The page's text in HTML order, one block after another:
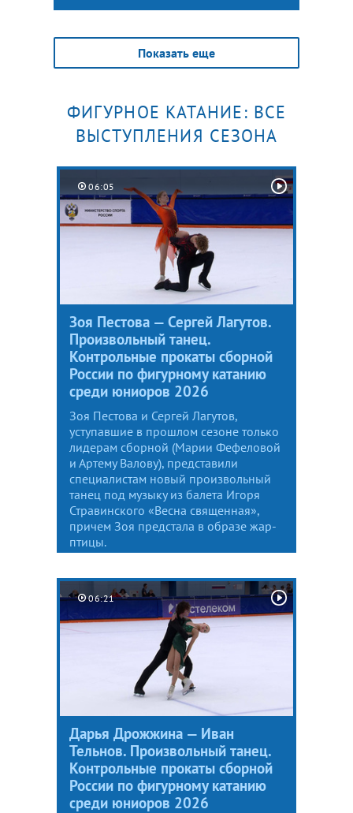
Показать еще
ФИГУРНОЕ КАТАНИЕ: ВСЕ
ВЫСТУПЛЕНИЯ СЕЗОНА
06:05
Зоя Пестова — Сергей Лагутов.
Произвольный танец.
Контрольные прокаты сборной
России по фигурному катанию
среди юниоров 2026
Зоя Пестова и Сергей Лагутов,
уступавшие в прошлом сезоне только
лидерам сборной (Марии Фефеловой
и Артему Валову), представили
специалистам новый произвольный
танец под музыку из балета Игоря
Стравинского «Весна священная»,
причем Зоя предстала в образе жар-
птицы.
06:21
Дарья Дрожжина — Иван
Тельнов. Произвольный танец.
Контрольные прокаты сборной
России по фигурному катанию
среди юниоров 2026